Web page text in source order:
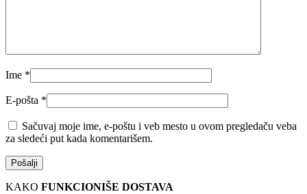
Ime *
E-pošta *
Sačuvaj moje ime, e-poštu i veb mesto u ovom pregledaču veba
za sledeći put kada komentarišem.
KAKO FUNKCIONIŠE DOSTAVA